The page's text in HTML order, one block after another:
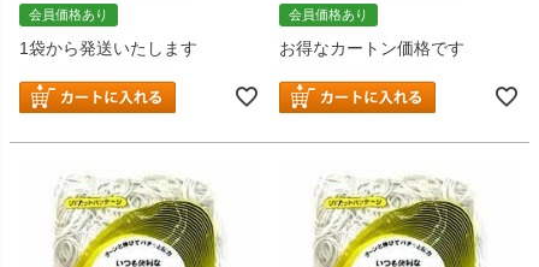
会員価格あり
1袋から発送いたします
会員価格あり
お得なカートン価格です